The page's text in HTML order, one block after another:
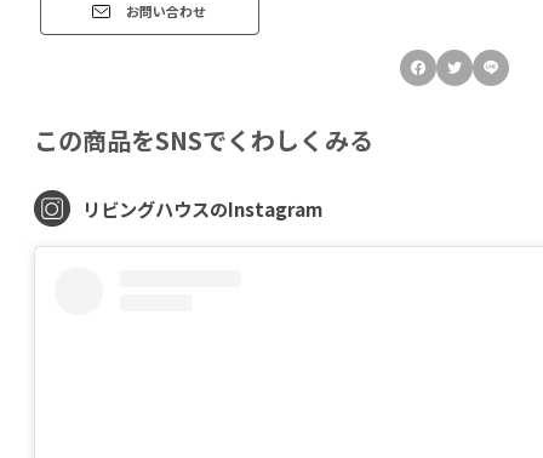
お問い合わせ
この商品をSNSでくわしくみる
リビングハウスのInstagram